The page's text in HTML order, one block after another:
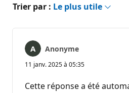
Trier par : Le plus utile
Anonyme
11 janv. 2025 à 05:35
Cette réponse a été